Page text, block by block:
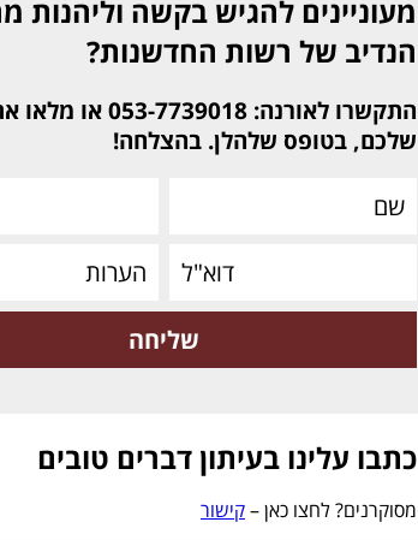
מעוניינים להגיש בקשה וליהנות
הנדיב של רשות החדשנות?
התקשרו לאורנה: 053-
שלכם, בטופס שלהלן. בהצלחה!
כתבו עלינו בעיתון דברים טובים
מסוקרנים? לחצו כאן –קישור